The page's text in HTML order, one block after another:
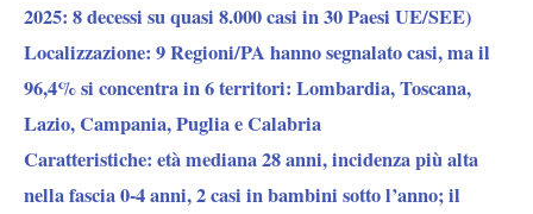
2025: 8 decessi su quasi 8.000 casi in 30 Paesi UE/SEE)
Localizzazione: 9 Regioni/PA hanno segnalato casi, ma il
96,4% si concentra in 6 territori: Lombardia, Toscana,
Lazio, Campania, Puglia e Calabria
Caratteristiche: età mediana 28 anni, incidenza più alta
nella fascia 0-4 anni, 2 casi in bambini sotto l’anno; il